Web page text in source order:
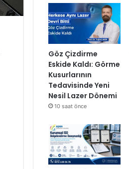
Göz Çizdirme
Eskide Kaldı: Görme
Kusurlarının
Tedavisinde Yeni
Nesil Lazer Dönemi
10 saat önce